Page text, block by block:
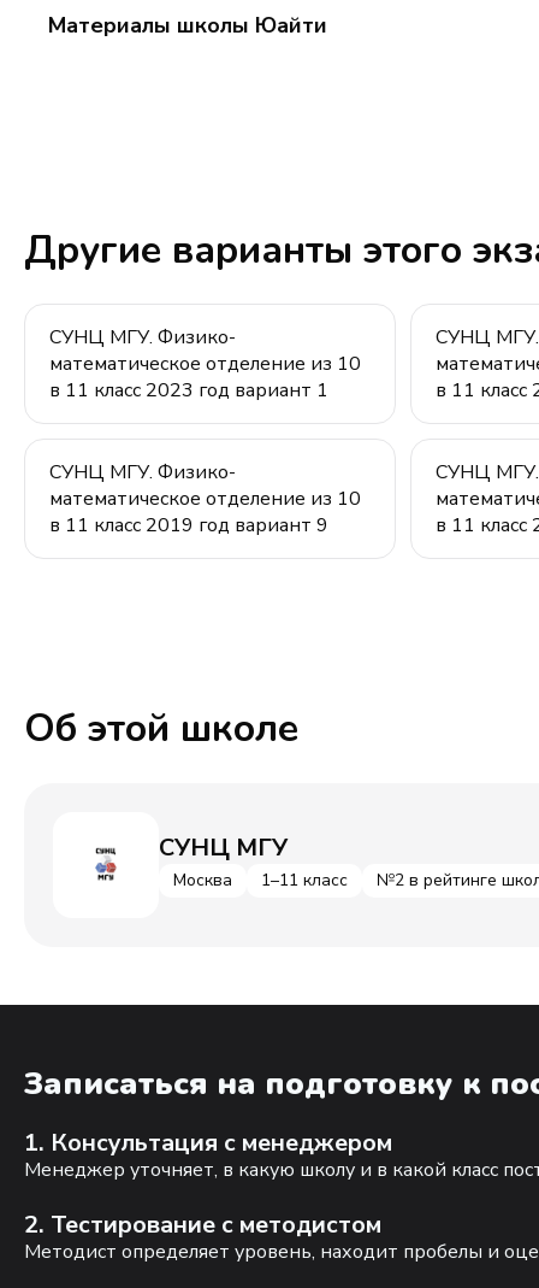
Материалы школы Юайти
Другие варианты этого
СУНЦ МГУ. Физико-
математическое отделение из 10
в 11 класс 2023 год вариант 1
СУНЦ
в 11
СУНЦ МГУ. Физико-
математическое отделение из 10
в 11 класс 2019 год вариант 9
СУНЦ
в 11
Об этой школе
СУНЦ МГУ
Москва 1–11 класс №2 в рейтинге
Записаться на подготовку к
1. Консультация с менеджером
Менеджер уточняет, в какую школу и в какой класс
2. Тестирование с методистом
Методист определяет уровень, находит пробелы и